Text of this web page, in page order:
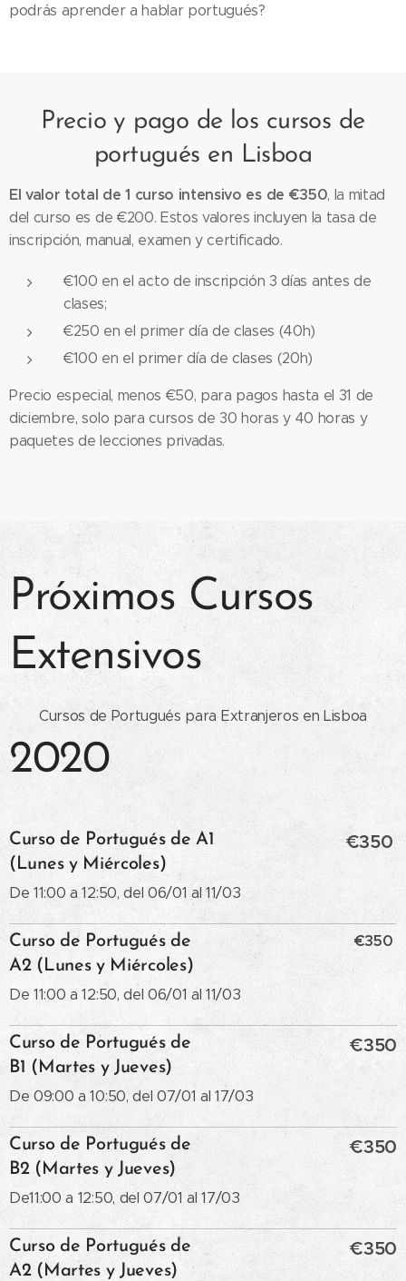
podrás aprender a hablar portugués?
Precio y pago de los cursos de
portugués en Lisboa
El valor total de 1 curso intensivo es de €350, la mitad
del curso es de €200. Estos valores incluyen la tasa de
inscripción, manual, examen y certificado.
€100 en el acto de inscripción 3 días antes de
clases;
€250 en el primer día de clases (40h)
€100 en el primer día de clases (20h)
Precio especial, menos €50, para pagos hasta el 31 de
diciembre, solo para cursos de 30 horas y 40 horas y
paquetes de lecciones privadas.
Próximos Cursos
Extensivos
Cursos de Portugués para Extranjeros en Lisboa
2020
Curso de Portugués de A1
(Lunes y Miércoles)
De 11:00 a 12:50, del 06/01 al 11/03
€350
Curso de Portugués de
A2 (Lunes y Miércoles)
De 11:00 a 12:50, del 06/01 al 11/03
€350
Curso de Portugués de
B1 (Martes y Jueves)
De 09:00 a 10:50, del 07/01 al 17/03
€350
Curso de Portugués de
B2 (Martes y Jueves)
De11:00 a 12:50, del 07/01 al 17/03
€350
Curso de Portugués de
A2 (Martes y Jueves)
€350